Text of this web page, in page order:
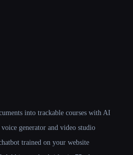
into trackable courses with AI
generator and video studio
trained on your website